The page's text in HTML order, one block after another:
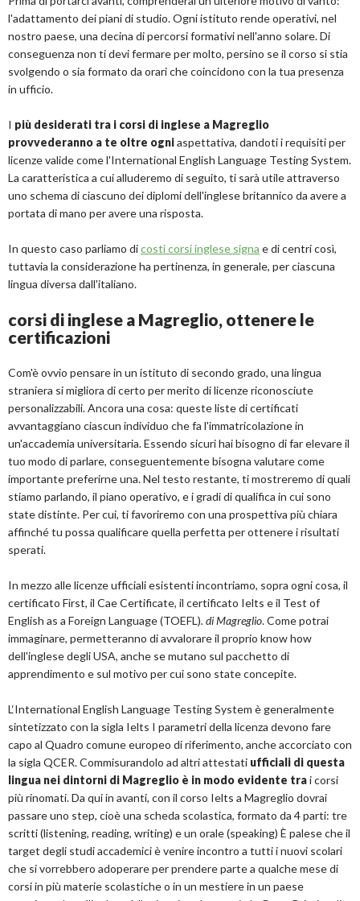
l'adattamento dei piani di studio. Ogni istituto rende operativi, nel
nostro paese, una decina di percorsi formativi nell'anno solare. Di
conseguenza non ti devi fermare per molto, persino se il corso si stia
svolgendo o sia formato da orari che coincidono con la tua presenza
in ufficio.
I più desiderati tra i corsi di inglese a Magreglio
provvederanno a te oltre ogniaspettativa, dandoti i requisiti per
licenze valide come l'International English Language Testing System.
La caratteristica a cui alluderemo di seguito, ti sarà utile attraverso
uno schema di ciascuno dei diplomi dell'inglese britannico da avere a
portata di mano per avere una risposta.
In questo caso parliamo dicosti corsi inglese signa e di centri così,
tuttavia la considerazione ha pertinenza, in generale, per ciascuna
lingua diversa dall'italiano.
corsi di inglese a Magreglio, ottenere le
certificazioni
Com'è ovvio pensare in un istituto di secondo grado, una lingua
straniera si migliora di certo per merito di licenze riconosciute
personalizzabili. Ancora una cosa: queste liste di certificati
avvantaggiano ciascun individuo che fa l'immatricolazione in
un'accademia universitaria. Essendo sicuri hai bisogno di far elevare il
tuo modo di parlare, conseguentemente bisogna valutare come
importante preferirne una. Nel testo restante, ti mostreremo di quali
stiamo parlando, il piano operativo, e i gradi di qualifica in cui sono
state distinte. Per cui, ti favoriremo con una prospettiva più chiara
affinché tu possa qualificare quella perfetta per ottenere i risultati
sperati.
In mezzo alle licenze ufficiali esistenti incontriamo, sopra ogni cosa, il
certificato First, il Cae Certificate, il certificato Ielts e il Test of
English as a Foreign Language (TOEFL). di Magreglio. Come potrai
immaginare, permetteranno di avvalorare il proprio know how
dell'inglese degli USA, anche se mutano sul pacchetto di
apprendimento e sul motivo per cui sono state concepite.
L‘International English Language Testing System è generalmente
sintetizzato con la sigla Ielts I parametri della licenza devono fare
capo al Quadro comune europeo di riferimento, anche accorciato con
la sigla QCER. Commisurandolo ad altri attestati ufficiali di questa
lingua nei dintorni di Magreglio è in modo evidente trai corsi
più rinomati. Da qui in avanti, con il corso Ielts a Magreglio dovrai
passare uno step, cioè una scheda scolastica, formato da 4 parti: tre
scritti (listening, reading, writing) e un orale (speaking) È palese che il
target degli studi accademici è venire incontro a tutti i nuovi scolari
che si vorrebbero adoperare per prendere parte a qualche mese di
corsi in più materie scolastiche o in un mestiere in un paese